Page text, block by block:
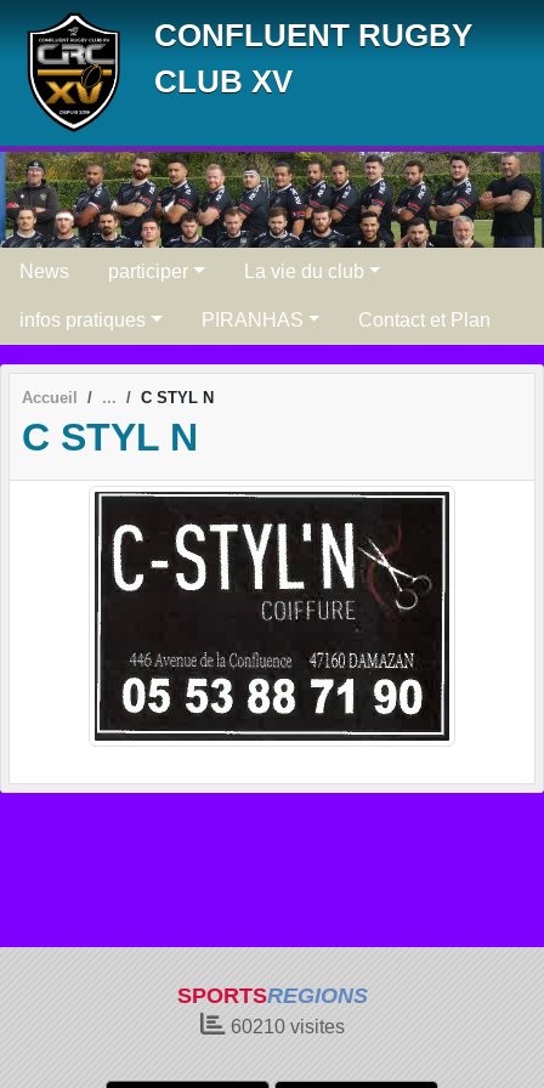
CONFLUENT RUGBY
CLUB XV
News participer La vie du club
infos pratiques PIRANHAS Contact et Plan
Accueil C STYL N
C STYL N
SPORTSREGIONS
60210visites
Panneau de gestion des cookies